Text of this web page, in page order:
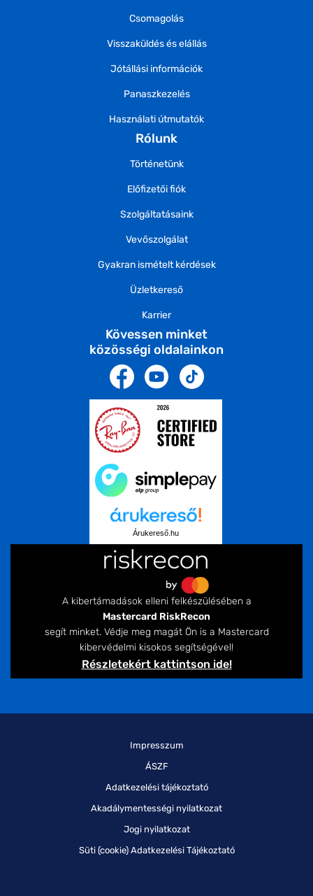
Csomagolás
Visszaküldés és elállás
Jótállási információk
Panaszkezelés
Használati útmutatók
Rólunk
Történetünk
Előfizetői fiók
Szolgáltatásaink
Vevőszolgálat
Gyakran ismételt kérdések
Üzletkereső
Karrier
Kövessen minket
közösségi oldalainkon
Árukereső.hu
A kibertámadások elleni felkészülésében a
Mastercard RiskRecon
segít minket. Védje meg magát Ön is a Mastercard
kibervédelmi kisokos segítségével!
Részletekért kattintson ide!
Impresszum
ÁSZF
Adatkezelési tájékoztató
Akadálymentességi nyilatkozat
Jogi nyilatkozat
Süti (cookie) Adatkezelési Tájékoztató